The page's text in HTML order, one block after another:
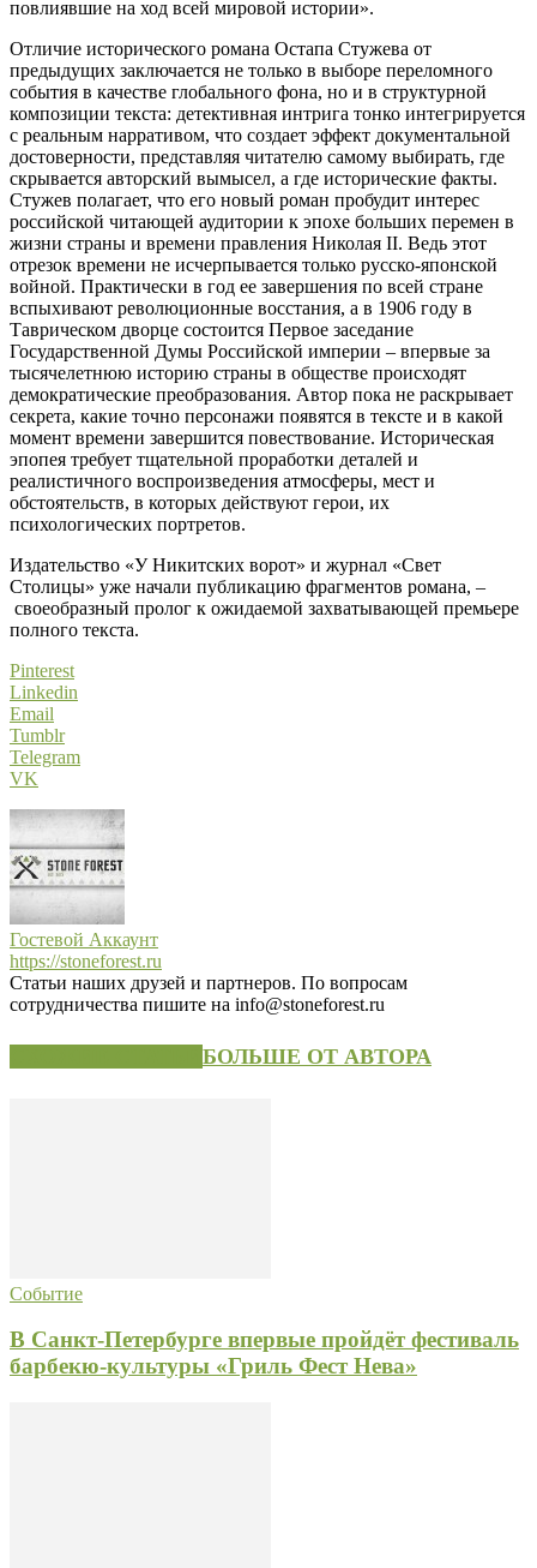
повлиявшие на ход всей мировой истории».
Отличие исторического романа Остапа Стужева от
предыдущих заключается не только в выборе переломного
события в качестве глобального фона, но и в структурной
композиции текста: детективная интрига тонко интегрируется
с реальным нарративом, что создает эффект документальной
достоверности, представляя читателю самому выбирать, где
скрывается авторский вымысел, а где исторические факты.
Стужев полагает, что его новый роман пробудит интерес
российской читающей аудитории к эпохе больших перемен в
жизни страны и времени правления Николая II. Ведь этот
отрезок времени не исчерпывается только русско-японской
войной. Практически в год ее завершения по всей стране
вспыхивают революционные восстания, а в 1906 году в
Таврическом дворце состоится Первое заседание
Государственной Думы Российской империи – впервые за
тысячелетнюю историю страны в обществе происходят
демократические преобразования. Автор пока не раскрывает
секрета, какие точно персонажи появятся в тексте и в какой
момент времени завершится повествование. Историческая
эпопея требует тщательной проработки деталей и
реалистичного воспроизведения атмосферы, мест и
обстоятельств, в которых действуют герои, их
психологических портретов.
Издательство «У Никитских ворот» и журнал «Свет
Столицы» уже начали публикацию фрагментов романа, –
своеобразный пролог к ожидаемой захватывающей премьере
полного текста.
Pinterest
Linkedin
Email
Tumblr
Telegram
VK
Гостевой Аккаунт
https://stoneforest.ru
Статьи наших друзей и партнеров. По вопросам
сотрудничества пишите на info@stoneforest.ru
БОЛЬШЕ ОТ АВТОРА
Событие
В Санкт-Петербурге впервые пройдёт фестиваль
барбекю-культуры «Гриль Фест Нева»